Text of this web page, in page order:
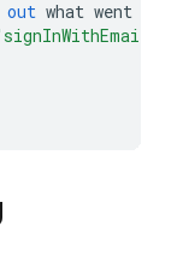
out what went